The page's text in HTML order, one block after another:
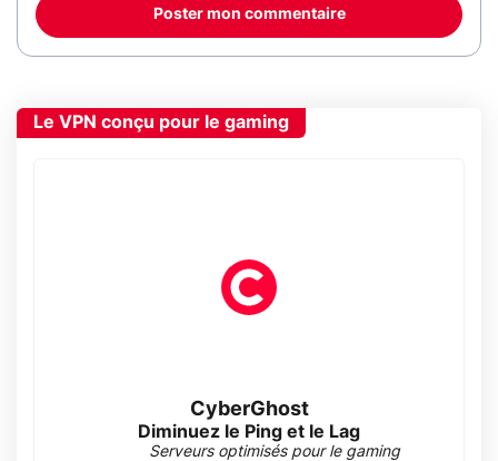
Poster mon commentaire
Le VPN conçu pour le gaming
CyberGhost
Diminuez le Ping et le Lag
Serveurs optimisés pour le gaming